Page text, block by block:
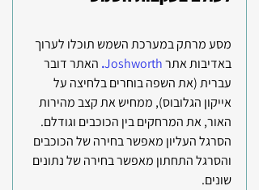
מסע מרתק במערכת השמש תוכלו לערוך
באדיבות אתר Joshworth
. האתר דובר
עברית (את השפה בוחרים בלחיצה על
אייקון הגלובוס), ממחיש את קצב מהירות
האור, את המרחקים בין הכוכבים וגודלם.
הסרגל העליון מאפשר בחירה של הכוכבים
והסרגל התחתון מאפשר בחירה של נתונים
שונים.